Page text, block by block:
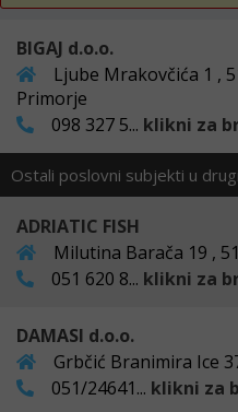
BIGAJ d.o.o.
Ljube Mrakovčića 1 ,
Primorje
098 327 5... klikni za
Ostali poslovni subjekti u
ADRIATIC FISH
Milutina Barača 19 ,
051 620 8... klikni za
DAMASI d.o.o.
Grbčić Branimira Ice
051/24641... klikni za